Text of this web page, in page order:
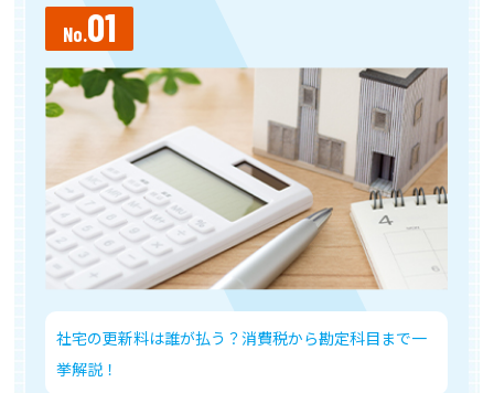
No.01
社宅の更新料は誰が払う？消費税から勘定科目まで一
挙解説！